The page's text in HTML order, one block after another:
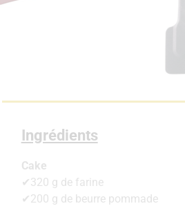
Ingrédients
Cake
✔320 g de farine
✔200 g de beurre pommade